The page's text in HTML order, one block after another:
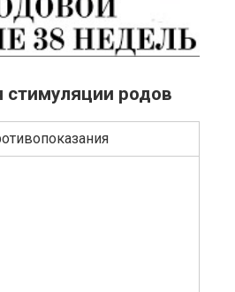
стимуляции родов